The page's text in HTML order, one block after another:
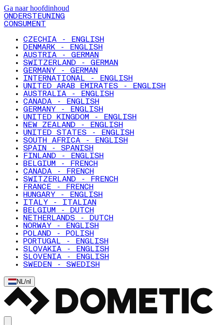
Ga naar hoofdinhoud
ONDERSTEUNING
CONSUMENT
CZECHIA - ENGLISH
DENMARK - ENGLISH
AUSTRIA - GERMAN
SWITZERLAND - GERMAN
GERMANY - GERMAN
INTERNATIONAL - ENGLISH
UNITED ARAB EMIRATES - ENGLISH
AUSTRALIA - ENGLISH
CANADA - ENGLISH
GERMANY - ENGLISH
UNITED KINGDOM - ENGLISH
NEW ZEALAND - ENGLISH
UNITED STATES - ENGLISH
SOUTH AFRICA - ENGLISH
SPAIN - SPANISH
FINLAND - ENGLISH
BELGIUM - FRENCH
CANADA - FRENCH
SWITZERLAND - FRENCH
FRANCE - FRENCH
HUNGARY - ENGLISH
ITALY - ITALIAN
BELGIUM - DUTCH
NETHERLANDS - DUTCH
NORWAY - ENGLISH
POLAND - POLISH
PORTUGAL - ENGLISH
SLOVAKIA - ENGLISH
SLOVENIA - ENGLISH
SWEDEN - SWEDISH
NL/nl